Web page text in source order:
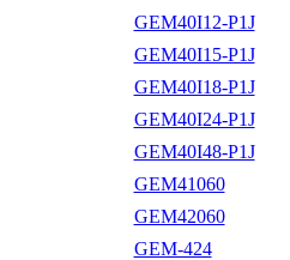
GEM40I12-P1J
GEM40I15-P1J
GEM40I18-P1J
GEM40I24-P1J
GEM40I48-P1J
GEM41060
GEM42060
GEM-424